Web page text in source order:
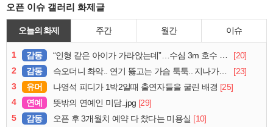
오픈 이슈 갤러리 화제글
오늘의 화제 주간 월간 이슈
1 감동 “인형 같은 아이가 가라앉는데”…수심 3m 호수 뛰어든 60대 의인
[20]
2
감동 슥오더니 촤악.. 연기 뚫고는 가슴 툭툭.. 지나가던 아재의 정체
[23]
3
유머 나영석 피디가 1박2일때 출연자들을 굴린 배경 [25]
4
연예 뜻밖의 연예인 미담..jpg [29]
5
감동 오픈 후 3개월치 예약 다 찼다는 미용실 [10]